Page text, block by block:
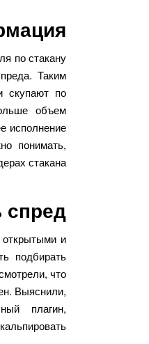
по стакану
Таким
скупают по
объем
исполнение
понимать,
стакана.
спред
и
подбирать
что
Выяснили,
плагин,